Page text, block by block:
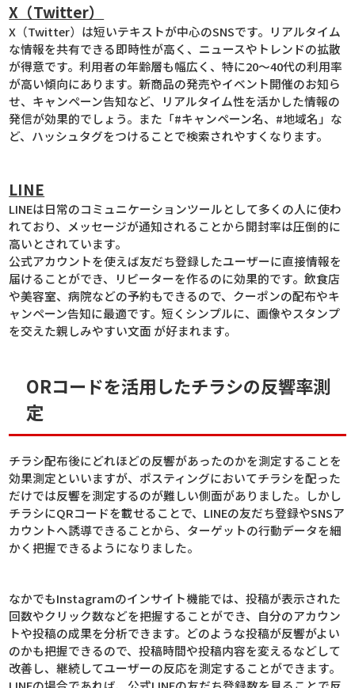
X（Twitter）
X（Twitter）は短いテキストが中心のSNSです。リアルタイム
な情報を共有できる即時性が高く、ニュースやトレンドの拡散
が得意です。利用者の年齢層も幅広く、特に20〜40代の利用率
が高い傾向にあります。新商品の発売やイベント開催のお知ら
せ、キャンペーン告知など、リアルタイム性を活かした情報の
発信が効果的でしょう。また「#キャンペーン名、#地域名」な
ど、ハッシュタグをつけることで検索されやすくなります。
LINE
LINEは日常のコミュニケーションツールとして多くの人に使わ
れており、メッセージが通知されることから開封率は圧倒的に
高いとされています。
公式アカウントを使えば友だち登録したユーザーに直接情報を
届けることができ、リピーターを作るのに効果的です。飲食店
や美容室、病院などの予約もできるので、クーポンの配布やキ
ャンペーン告知に最適です。短くシンプルに、画像やスタンプ
を交えた親しみやすい文面 が好まれます。
ORコードを活用したチラシの反響率測
定
チラシ配布後にどれほどの反響があったのかを測定することを
効果測定といいますが、ポスティングにおいてチラシを配った
だけでは反響を測定するのが難しい側面がありました。しかし
チラシにQRコードを載せることで、LINEの友だち登録やSNSア
カウントへ誘導できることから、ターゲットの行動データを細
かく把握できるようになりました。
なかでもInstagramのインサイト機能では、投稿が表示された
回数やクリック数などを把握することができ、自分のアカウン
トや投稿の成果を分析できます。どのような投稿が反響がよい
のかも把握できるので、投稿時間や投稿内容を変えるなどして
改善し、継続してユーザーの反応を測定することができます。